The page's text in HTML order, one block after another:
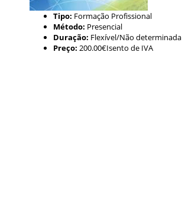
Tipo: Formação Profissional
Método: Presencial
Duração: Flexível/Não determinada
Preço: 200.00€Isento de IVA